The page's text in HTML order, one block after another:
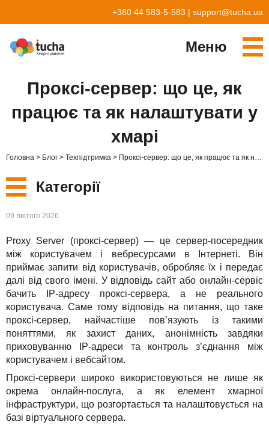
+380 44 583-5-583 | support@tucha.ua
Меню
TuchaBit+
TuchaBackup
TuchaHosting
TuchaSync
Хмари для e-commerce
Віддалений офіс
Реселінг хостингу
Стати партнером
Відгуки
Кар'єра
Контакти
Проксі-сервер: що це, як
працює та як налаштувати у
хмарі
Головна Блог Техпідтримка Проксі-сервер: що це, як працює та як налаштувати у хмарі
Категорії
Нові
Сервіси
Рішення
Для бізнесу
Техпідтримка
Інструкції
FAQ
Інтерв'ю
09 лютого 2026
Proxy Server (проксі-сервер) — це сервер-посередник
між користувачем і вебресурсами в Інтернеті. Він
приймає запити від користувачів, обробляє їх і передає
далі від свого імені. У відповідь сайт або онлайн-сервіс
бачить IP-адресу проксі-сервера, а не реального
користувача. Саме тому відповідь на питання, що таке
проксі-сервер, найчастіше пов’язують із такими
поняттями, як захист даних, анонімність завдяки
приховуванню IP-адреси та контроль з’єднання між
користувачем і вебсайтом.
Проксі-сервери широко використовуються не лише як
окрема онлайн-послуга, а як елемент хмарної
інфраструктури, що розгортається та налаштовується на
базі віртуального сервера.